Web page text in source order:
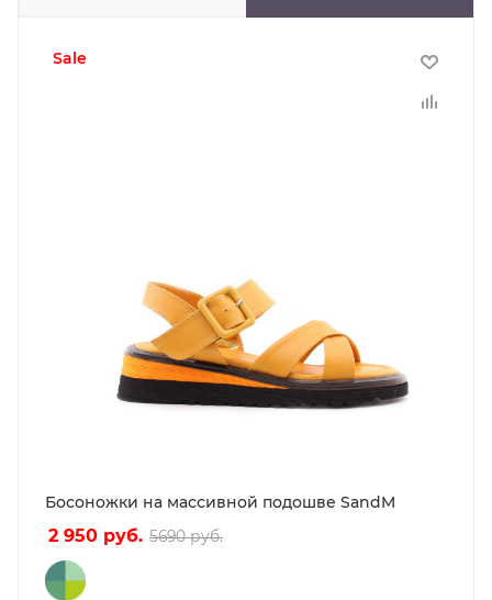
sale
Босоножки на массивной подошве SandM
2 950 руб. 5690руб.